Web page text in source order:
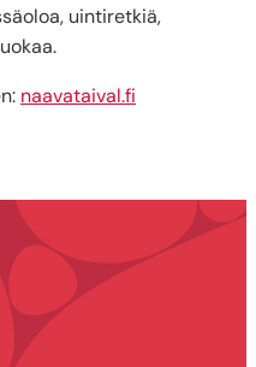
uintiretkiä,
naavataival.fi